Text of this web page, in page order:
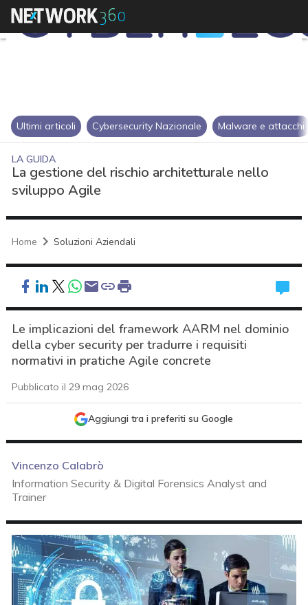
Ultimi articoli Cybersecurity Nazionale Malware e attacchi
LA GUIDA
La gestione del rischio architetturale nello
sviluppo Agile
Home Soluzioni Aziendali
Le implicazioni del framework AARM nel dominio
della cyber security per tradurre i requisiti
normativi in pratiche Agile concrete
Pubblicato il 29 mag 2026
Aggiungi tra i preferiti su Google
Vincenzo Calabrò
Information Security & Digital Forensics Analyst and
Trainer